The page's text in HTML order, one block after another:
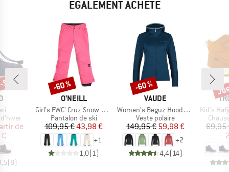
ÉGALEMENT ACHETÉ
réduit
de
(8)
%
MARQUE
O'NEILL
Article
Girl's FWC' Cruz Snow Pants
Product group
Pantalon de ski
Prix
109,95 €Prix réduit
43,98 €
+1
1,0(1)
Remise
-60 %
MARQUE
VAUDE
Article
Women's Beguz Hoody Jacket
Product group
Veste polaire
Prix
149,95 €Prix réduit
59,98 €
+2
4,4(14)
Remise
-60 %
Article
Kid's
69,95